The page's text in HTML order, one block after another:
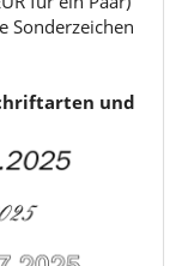
Sonderzeichen
und